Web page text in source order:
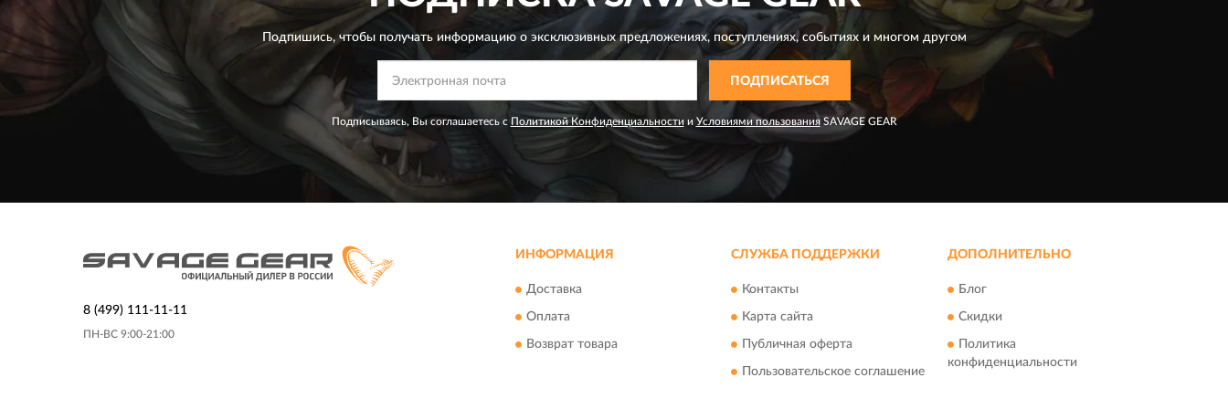
Подпишись, чтобы получать информацию о эксклюзивных предложениях,поступлениях, событиях и многом другом
ПОДПИСАТЬСЯ
Подписываясь, Вы соглашаетесь с Политикой Конфиденциальности и Условиями пользованияSAVAGE GEAR
8 (499) 111-11-11
ПН-ВС 9:00-21:00
ИНФОРМАЦИЯ
Доставка
Оплата
Возврат товара
СЛУЖБА ПОДДЕРЖКИ
Контакты
Карта сайта
Публичная оферта
Пользовательское соглашение
ДОПОЛНИТЕЛЬНО
Блог
Скидки
Политика
конфиденциальности